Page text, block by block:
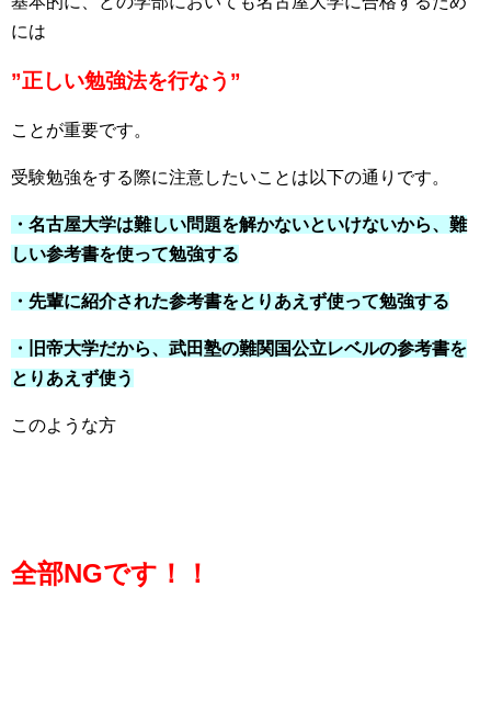
には
”正しい勉強法を行なう”
ことが重要です。
受験勉強をする際に注意したいことは以下の通りです。
・名古屋大学は難しい問題を解かないといけないから、難
しい参考書を使って勉強する
・先輩に紹介された参考書をとりあえず使って勉強する
・旧帝大学だから、武田塾の難関国公立レベルの参考書を
とりあえず使う
このような方
全部NGです！！